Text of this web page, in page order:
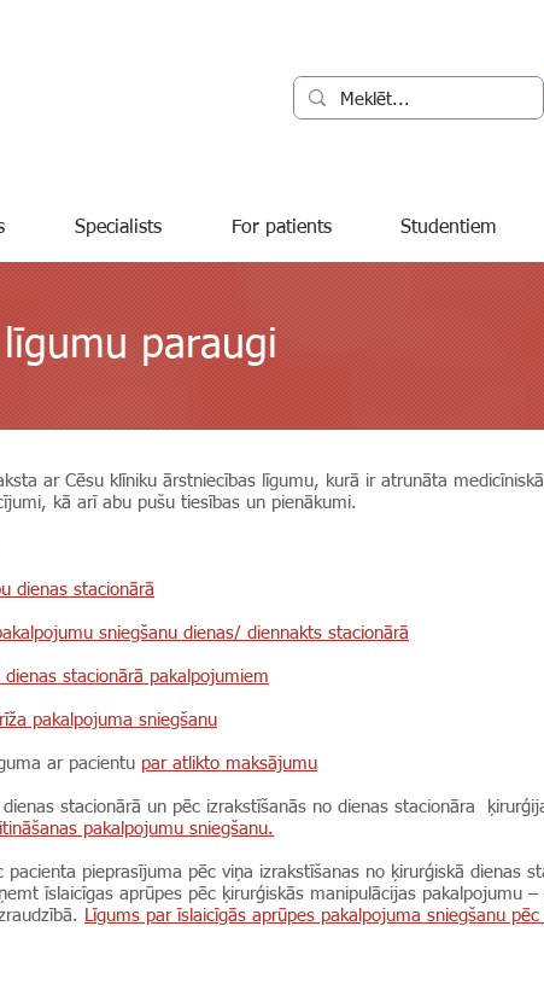
Specialists For patients Studentiem
paraugi
ar Cēsu klīniku ārstniecības līgumu, kurā ir atrunāta
kā arī abu pušu tiesības un pienākumi.
dienas stacionārā
sniegšanu dienas/ diennakts stacionārā
dienas stacionārā pakalpojumiem
pakalpojuma sniegšanu
ar pacientu par atlikto maksājumu
dienas stacionārā un pēc izrakstīšanās no dienas stacionāra
pakalpojumu sniegšanu.
pacienta pieprasījuma pēc viņa izrakstīšanas no ķirurģiskā dienas
īslaicīgas aprūpes pēc ķirurģiskās manipulācijas pakalpojumu
Līgums par īslaicīgās aprūpes pakalpojuma sniegšanu